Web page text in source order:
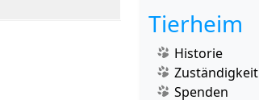
Tierheim
Historie
Zuständigkeit
Spenden